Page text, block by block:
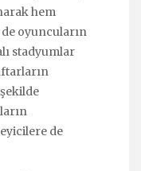
hem
oyuncuların
stadyumlar
de